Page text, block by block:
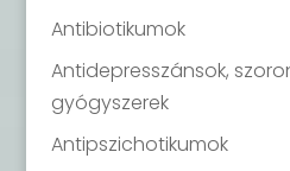
Antibiotikumok
Antidepresszánsok,
gyógyszerek
Antipszichotikumok